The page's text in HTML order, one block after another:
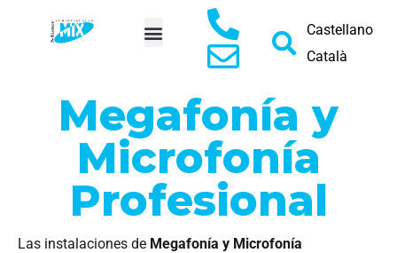
Castellano
Català
Megafonía y
Microfonía
Profesional
Las instalaciones de Megafonía y Microfonía